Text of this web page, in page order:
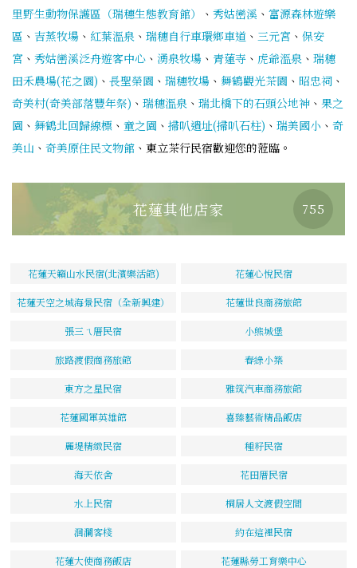
里野生動物保護區（瑞穗生態教育館）
、 秀姑巒溪 、 富源森林遊樂
區 、 吉蒸牧場 、 紅葉溫泉 、 瑞穗自行車環鄉車道 、 三元宮 、 保安
宮 、 秀姑巒溪泛舟遊客中心 、 湧泉牧場 、 青蓮寺 、 虎爺溫泉 、 瑞穗
田禾農場(花之園) 、 長聖榮園 、 瑞穗牧場 、 舞鶴觀光茶園 、 昭忠祠 、
奇美村(奇美部落豐年祭) 、 瑞穗溫泉 、 瑞北橋下的石頭公地神 、 果之
園 、 舞鶴北回歸線標 、 童之園 、 掃叭遺址(掃叭石柱) 、 瑞美國小 、 奇
美山 、 奇美原住民文物館 、東立茶行民宿歡迎您的蒞臨。
花蓮其他店家 755
花蓮天籟山水民宿(北濱樂活館) 花蓮心悅民宿
花蓮天空之城海景民宿（全新興建） 花蓮世良商務旅館
張三ㄟ厝民宿 小熊城堡
旅路渡假商務旅館 春綠小築
東方之星民宿 雅筑汽車商務旅館
花蓮國軍英雄館 喜臻藝術精品飯店
麗堤精緻民宿 種籽民宿
海天依舍 花田厝民宿
水上民宿 桐居人文渡假空間
洄瀾客棧 約在這裡民宿
花蓮大使商務飯店 花蓮縣勞工育樂中心